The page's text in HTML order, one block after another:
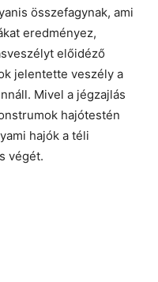
összefagynak, ami
eredményez,
előidéző
jelentette veszély a
Mivel a jégzajlás
hajótestén
hajók a téli
végét.